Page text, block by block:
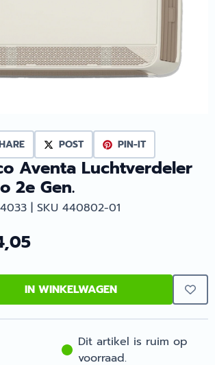
POST PIN-IT
Aventa Luchtverdeler
2e Gen.
| SKU 440802-01
IN WINKELWAGEN
Dit artikel is ruim op
voorraad.